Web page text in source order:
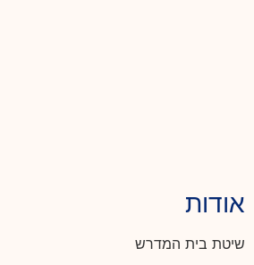
אודות
שיטת בית המדרש